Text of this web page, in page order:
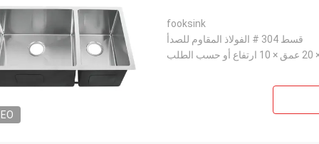
fooksink
قسط 304 # الفولاذ المقاوم للصدأ